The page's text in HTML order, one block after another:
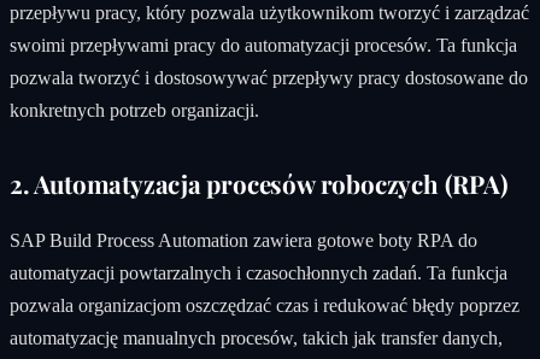
przepływu pracy, który pozwala użytkownikom tworzyć i zarządzać
swoimi przepływami pracy do automatyzacji procesów. Ta funkcja
pozwala tworzyć i dostosowywać przepływy pracy dostosowane do
konkretnych potrzeb organizacji.
2. Automatyzacja procesów roboczych (RPA)
SAP Build Process Automation zawiera gotowe boty RPA do
automatyzacji powtarzalnych i czasochłonnych zadań. Ta funkcja
pozwala organizacjom oszczędzać czas i redukować błędy poprzez
automatyzację manualnych procesów, takich jak transfer danych,